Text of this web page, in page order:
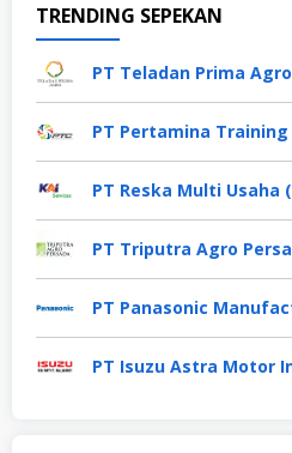
TRENDING SEPEKAN
PT Teladan Prima
PT Pertamina
PT Reska Multi Usaha
PT Triputra Agro
PT Panasonic
PT Isuzu Astra Motor